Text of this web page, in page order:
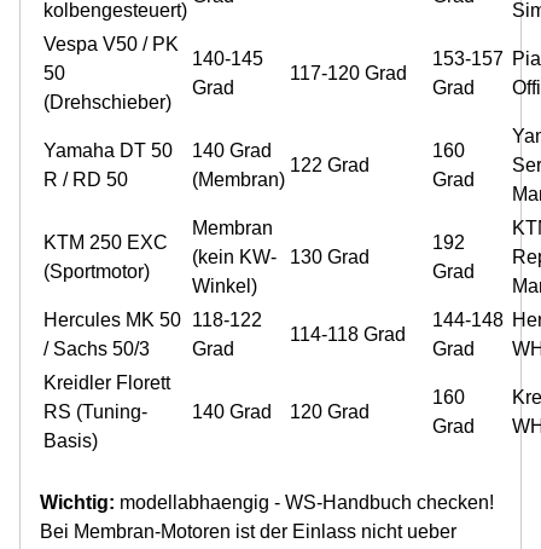
kolbengesteuert)
Vespa V50 / PK
50
(Drehschieber)
140-145
Grad
117-120 Grad
153-157
Grad
Yamaha DT 50
R / RD 50
140 Grad
(Membran)
122 Grad
160
Grad
KTM 250 EXC
(Sportmotor)
Membran
(kein KW-
Winkel)
130 Grad
192
Grad
Hercules MK 50
/ Sachs 50/3
118-122
Grad
114-118 Grad
144-148
Grad
Kreidler Florett
RS (Tuning-
Basis)
140 Grad 120 Grad
160
Grad
Wichtig: modellabhaengig - WS-Handbuch checken!
Bei Membran-Motoren ist der Einlass nicht ueber